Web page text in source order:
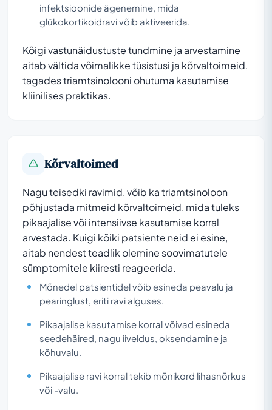
infektsioonide ägenemine, mida
glükokortikoidravi võib aktiveerida.
Kõigi vastunäidustuste tundmine ja arvestamine
aitab vältida võimalikke tüsistusi ja kõrvaltoimeid,
tagades triamtsinolooni ohutuma kasutamise
kliinilises praktikas.
Kõrvaltoimed
Nagu teisedki ravimid, võib ka triamtsinoloon
põhjustada mitmeid kõrvaltoimeid, mida tuleks
pikaajalise või intensiivse kasutamise korral
arvestada. Kuigi kõiki patsiente neid ei esine,
aitab nendest teadlik olemine soovimatutele
sümptomitele kiiresti reageerida.
Mõnedel patsientidel võib esineda peavalu ja
pearinglust, eriti ravi alguses.
Pikaajalise kasutamise korral võivad esineda
seedehäired, nagu iiveldus, oksendamine ja
kõhuvalu.
Pikaajalise ravi korral tekib mõnikord lihasnõrkus
või -valu.